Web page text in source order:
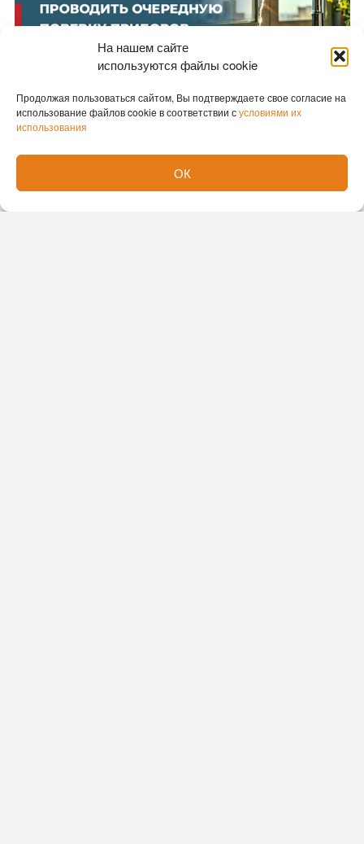
На нашем сайте
используются файлы cookie
Продолжая пользоваться сайтом, Вы подтверждаете свое согласие на
использование файлов cookie в соответствии сусловиями их
использования
ОК